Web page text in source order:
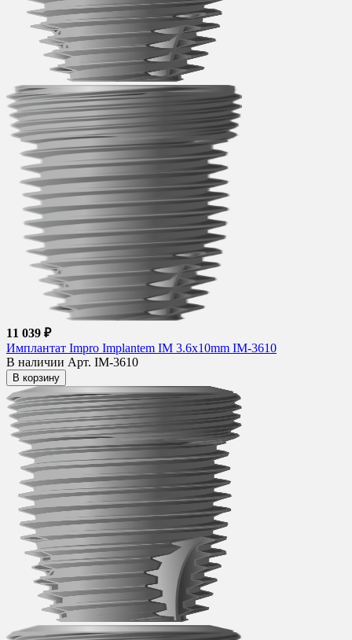
11 039 ₽
Имплантат Impro Implantem IM 3.6x10mm IM-3610
В наличии Арт. IM-3610
В корзину